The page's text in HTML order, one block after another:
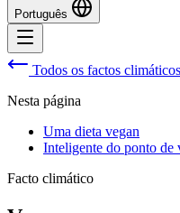
Português
Todos os factos climáticos
Nesta página
Uma dieta vegan
Inteligente do ponto de
Facto climático